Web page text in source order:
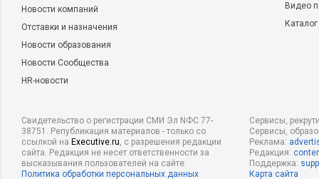
Новости компаний
Отставки и назначения
Новости образования
Новости Сообщества
HR-новости
Видео
Свидетельство о регистрации СМИ Эл NФС 77-
38751. Републикация материалов - только со
ссылкой на Executive.ru, с разрешения редакции
сайта. Редакция не несет ответственности за
высказывания пользователей на сайте.
Политика обработки персональных данных
Сервисы,
Сервисы,
Реклама:
Редакция:
Поддержка:
Карта сайта